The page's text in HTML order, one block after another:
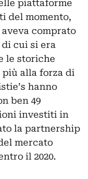
piattaforme
del momento,
comprato
cui si era
le storiche
più alla forza di
hanno
ben 49
investiti in
la partnership
mercato
il 2020.